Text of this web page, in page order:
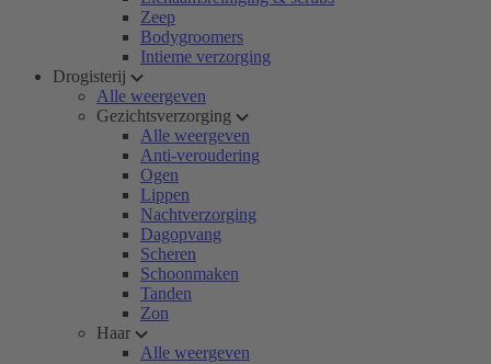
Zeep
Bodygroomers
Intieme verzorging
Drogisterij
Alle weergeven
Gezichtsverzorging
Alle weergeven
Anti-veroudering
Ogen
Lippen
Nachtverzorging
Dagopvang
Scheren
Schoonmaken
Tanden
Zon
Haar
Alle weergeven